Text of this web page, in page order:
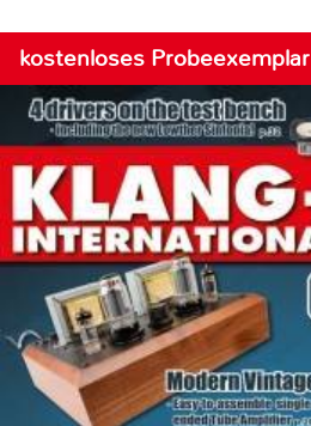
kostenloses Probeexemplar